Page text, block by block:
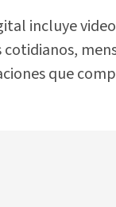
incluye
que